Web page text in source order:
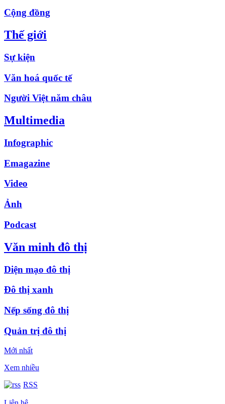
Cộng đồng
Thế giới
Sự kiện
Văn hoá quốc tế
Người Việt năm châu
Multimedia
Infographic
Emagazine
Video
Ảnh
Podcast
Văn minh đô thị
Diện mạo đô thị
Đô thị xanh
Nếp sống đô thị
Quản trị đô thị
Mới nhất
Xem nhiều
RSS